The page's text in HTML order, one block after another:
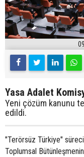
Yasa Adalet
Yeni çözüm kanunu
edildi.
"Terörsüz Türkiye" süreci
Toplumsal